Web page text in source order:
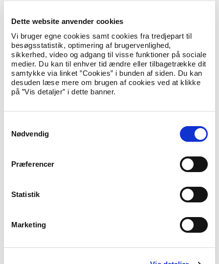
Dette website anvender cookies
Vi bruger egne cookies samt cookies fra tredjepart til
besøgsstatistik, optimering af brugervenlighed,
sikkerhed, video og adgang til visse funktioner på sociale
medier. Du kan til enhver tid ændre eller tilbagetrække dit
samtykke via linket ”Cookies” i bunden af siden. Du kan
desuden læse mere om brugen af cookies ved at klikke
på ”Vis detaljer” i dette banner.
Nødvendig
Præferencer
Statistik
Marketing
forældre, dvs. personer, der i retlig forstand har moderskab,
adoptivforældre. Begrebet ”barnets sundhed og udvikling”
omfatter barnets eller den unges almentilstand, hvori der ikke
blot indgår helbredsmæssige forhold, men også andre forhold
af betydning for barnets eller den unges trivsel.
§ 215 a: Med bøde eller fængsel indtil 4 år straffes den, som
sender sit barn til udlandet til forhold, der bringer barnets
sundhed eller udvikling i alvorlig fare, eller lader sit barn tage
del i et sådant udlandsophold.
Læs straffelovens § 215 a
Udlændingeloven
betydning i forbindelse med negativ social kontrol og
Bl.a. indeholder udlændingeloven en bestemmelse om
tvangsægteskaber. Det følger således af loven, at en udlænding
grundlag af ægteskab eller fast samlivsforhold, hvis det må
anses for tvivlsomt, om ægteskabet er indgået eller
9, stk. 11, 1. pkt.). Hvis ægteskabet er indgået eller